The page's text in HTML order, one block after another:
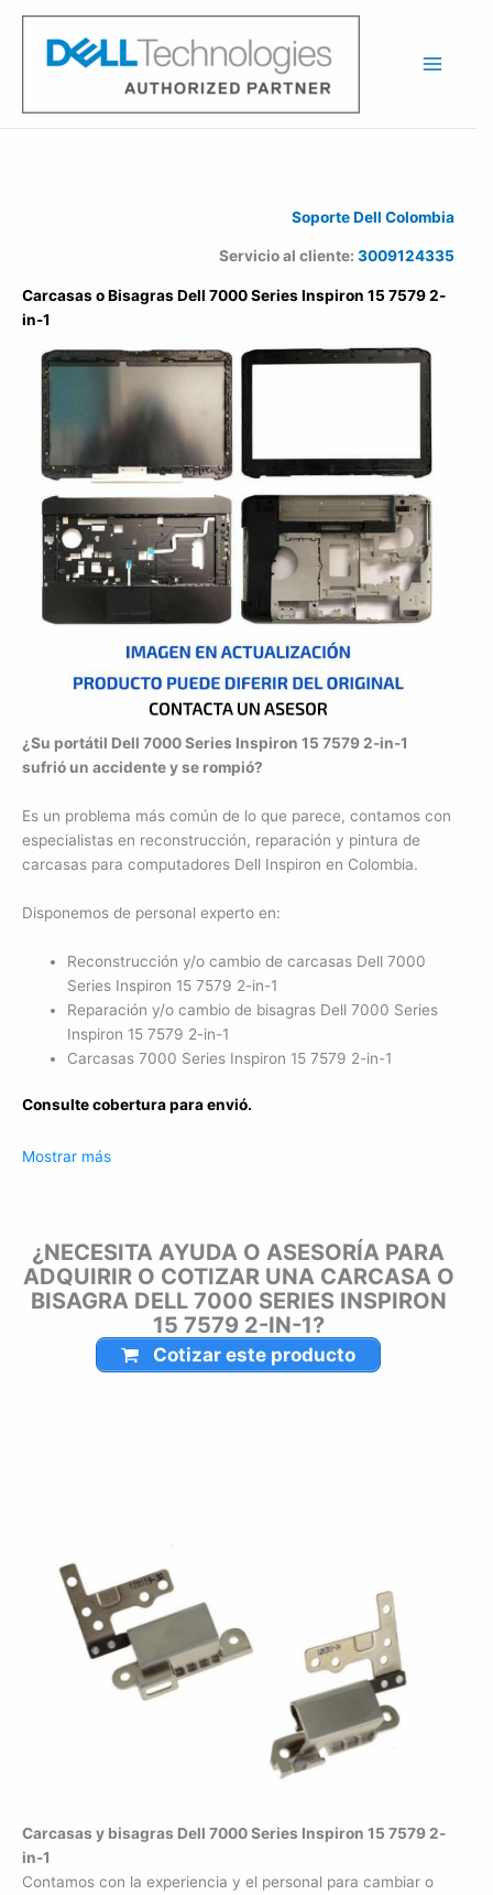
contenido
Soporte Dell Colombia
Servicio al cliente: 3009124335
Carcasas o Bisagras Dell 7000 Series Inspiron 15 7579 2-
in-1
¿Su portátil Dell 7000 Series Inspiron 15 7579 2-in-1
sufrió un accidente y se rompió?
Es un problema más común de lo que parece, contamos con
especialistas en reconstrucción, reparación y pintura de
carcasas para computadores Dell Inspiron en Colombia.
Disponemos de personal experto en:
Reconstrucción y/o cambio de carcasas Dell 7000
Series Inspiron 15 7579 2-in-1
Reparación y/o cambio de bisagras Dell 7000 Series
Inspiron 15 7579 2-in-1
Carcasas 7000 Series Inspiron 15 7579 2-in-1
Consulte cobertura para envió.
Leticia, Medellín, Arauca, Barranquilla, Cartagena, Tunja,
Armenia, Pereira, San Andrés, Bucaramanga, Sincelejo,
Ibagué, Cali, Mitú, Puerto Carreño.
Mostrar más
¿NECESITA AYUDA O ASESORÍA PARA
ADQUIRIR O COTIZAR UNA CARCASA O
BISAGRA DELL 7000 SERIES INSPIRON
15 7579 2-IN-1?
Cotizar este producto
Carcasas y bisagras Dell 7000 Series Inspiron 15 7579 2-
in-1
Contamos con la experiencia y el personal para cambiar o